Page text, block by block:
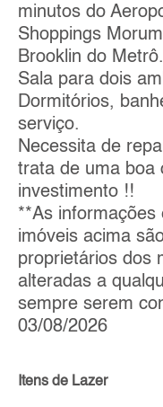
minutos do
Shoppings
Brooklin do
Sala para dois
Dormitórios,
serviço.
Necessita de
trata de uma boa
investimento !!
**As informações
imóveis acima
proprietários dos
alteradas a
sempre serem
03/08/2026
Itens de Lazer